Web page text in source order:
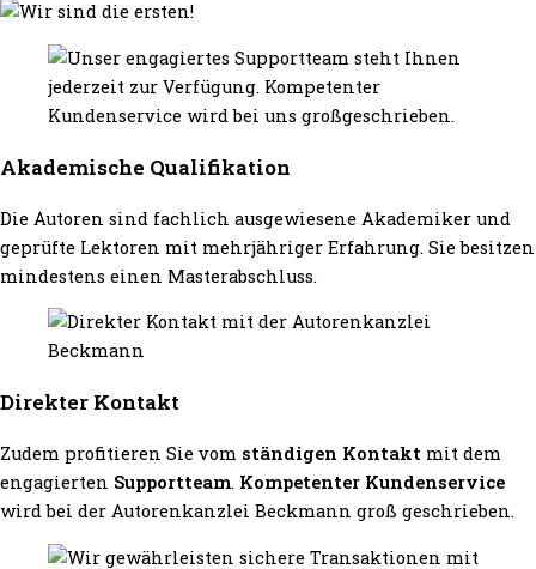
Akademische Qualifikation
Die Autoren sind fachlich ausgewiesene Akademiker und
geprüfte Lektoren mit mehrjähriger Erfahrung. Sie besitzen
mindestens einen Masterabschluss.
Direkter Kontakt
Zudem profitieren Sie vom ständigen Kontakt mit dem
engagierten Supportteam. Kompetenter Kundenservice
wird bei der Autorenkanzlei Beckmann groß geschrieben.